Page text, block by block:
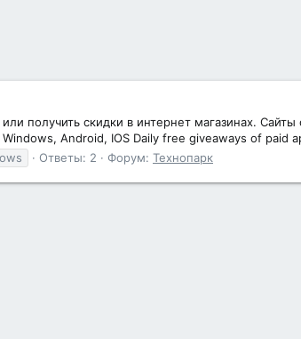
получить скидки в интернет магазинах.
Android, IOS Daily free giveaways of paid
Ответы: 2 Форум: Технопарк